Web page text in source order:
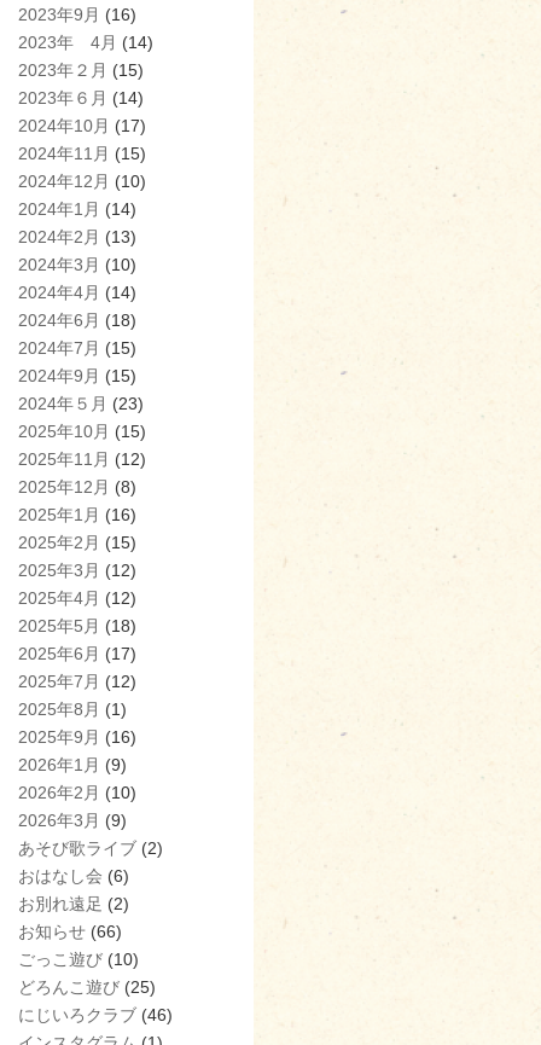
2023年9月 (16)
2023年 4月 (14)
2023年２月 (15)
2023年６月 (14)
2024年10月 (17)
2024年11月 (15)
2024年12月 (10)
2024年1月 (14)
2024年2月 (13)
2024年3月 (10)
2024年4月 (14)
2024年6月 (18)
2024年7月 (15)
2024年9月 (15)
2024年５月 (23)
2025年10月 (15)
2025年11月 (12)
2025年12月 (8)
2025年1月 (16)
2025年2月 (15)
2025年3月 (12)
2025年4月 (12)
2025年5月 (18)
2025年6月 (17)
2025年7月 (12)
2025年8月 (1)
2025年9月 (16)
2026年1月 (9)
2026年2月 (10)
2026年3月 (9)
あそび歌ライブ (2)
おはなし会 (6)
お別れ遠足 (2)
お知らせ (66)
ごっこ遊び (10)
どろんこ遊び (25)
にじいろクラブ (46)